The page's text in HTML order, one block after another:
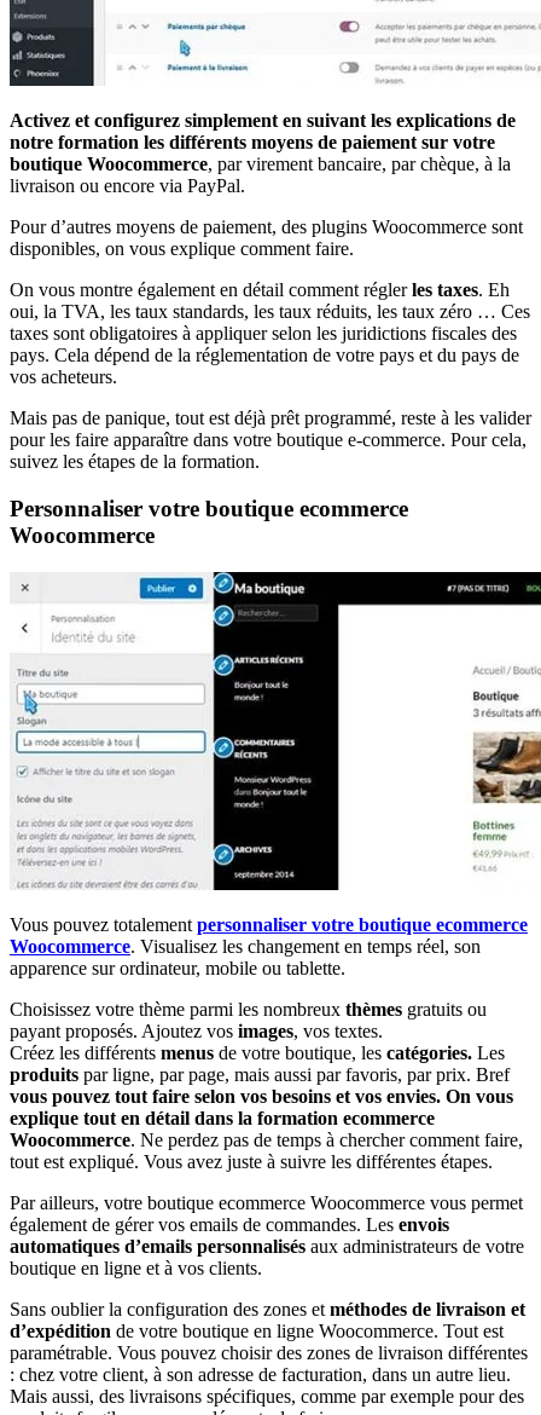
Activez et configurez simplement en suivant les explications de
notre formation les différents moyens de paiement sur votre
boutique Woocommerce, par virement bancaire, par chèque, à la
livraison ou encore via PayPal.
Pour d’autres moyens de paiement, des plugins Woocommerce sont
disponibles, on vous explique comment faire.
On vous montre également en détail comment réglerles taxes. Eh
oui, la TVA, les taux standards, les taux réduits, les taux zéro … Ces
taxes sont obligatoires à appliquer selon les juridictions fiscales des
pays. Cela dépend de la réglementation de votre pays et du pays de
vos acheteurs.
Mais pas de panique, tout est déjà prêt programmé, reste à les valider
pour les faire apparaître dans votre boutique e-commerce. Pour cela,
suivez les étapes de la formation.
Personnaliser votre boutique ecommerce
Woocommerce
Vous pouvez totalement personnaliser votre boutique ecommerce
Woocommerce. Visualisez les changement en temps réel, son
apparence sur ordinateur, mobile ou tablette.
Choisissez votre thème parmi les nombreux thèmes gratuits ou
payant proposés. Ajoutez vos images, vos textes.
Créez les différents menus de votre boutique, les catégories. Les
produits par ligne, par page, mais aussi par favoris, par prix. Bref
vous pouvez tout faire selon vos besoins et vos envies. On vous
explique tout en détail dans la formation ecommerce
Woocommerce. Ne perdez pas de temps à chercher comment faire,
tout est expliqué. Vous avez juste à suivre les différentes étapes.
Par ailleurs, votre boutique ecommerce Woocommerce vous permet
également de gérer vos emails de commandes. Les envois
automatiques d’emails personnalisés aux administrateurs de votre
boutique en ligne et à vos clients.
Sans oublier la configuration des zones et méthodes de livraison et
d’expédition de votre boutique en ligne Woocommerce. Tout est
paramétrable. Vous pouvez choisir des zones de livraison différentes
: chez votre client, à son adresse de facturation, dans un autre lieu.
Mais aussi, des livraisons spécifiques, comme par exemple pour des